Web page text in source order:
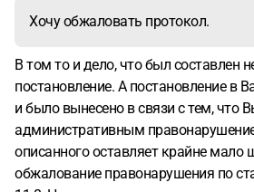
Хочу обжаловать протокол.
В том то и дело, что был составлен
постановление. А постановление в
и было вынесено в связи с тем, что
административным
описанного оставляет крайне мало
обжалование правонарушения по